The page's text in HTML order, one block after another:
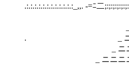
.:.:.:.:.:.:.:.:.:.:.:.:_,,. -=ﾆ二
_ ニニﾆﾆ/⌒冖⌒|ニ
_ ニニニﾆ/ /
. _ ニニニ
_ ニニニﾆﾆ/ /
_ ニニニニ